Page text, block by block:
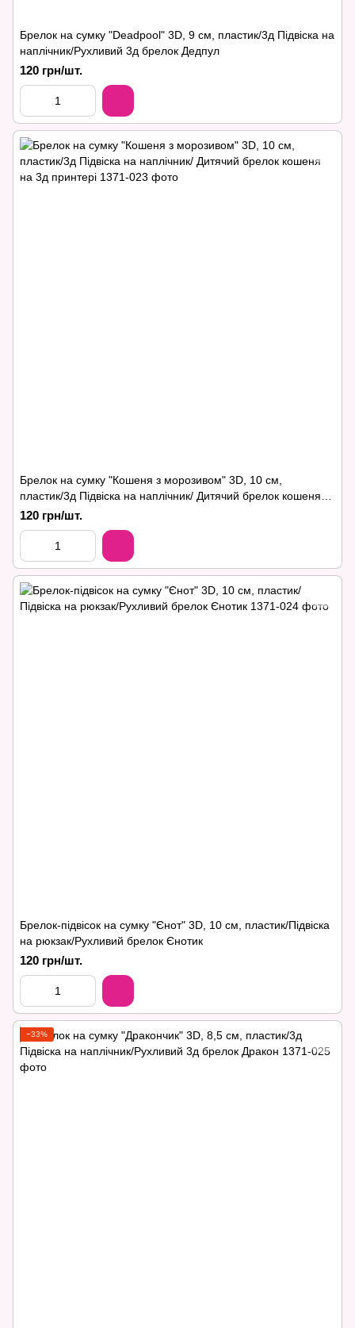
Брелок на сумку "Deadpool" 3D, 9 см, пластик/3д Підвіска на
наплічник/Рухливий 3д брелок Дедпул
120 грн/шт.
Брелок на сумку "Кошеня з морозивом" 3D, 10 см,
пластик/3д Підвіска на наплічник/ Дитячий брелок кошеня
на 3д принтері
120 грн/шт.
Брелок-підвісок на сумку "Єнот" 3D, 10 см, пластик/Підвіска
на рюкзак/Рухливий брелок Єнотик
120 грн/шт.
−33%